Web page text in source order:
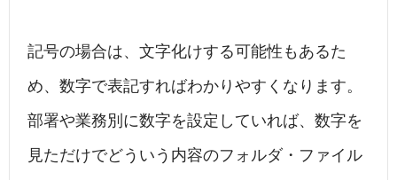
記号の場合は、文字化けする可能性もあるた
め、数字で表記すればわかりやすくなります。
部署や業務別に数字を設定していれば、数字を
見ただけでどういう内容のフォルダ・ファイル